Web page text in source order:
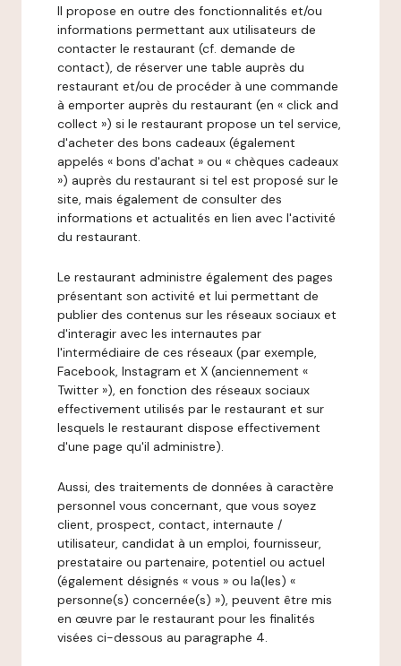
Il propose en outre des fonctionnalités et/ou
informations permettant aux utilisateurs de
contacter le restaurant (cf. demande de
contact), de réserver une table auprès du
restaurant et/ou de procéder à une commande
à emporter auprès du restaurant (en « click and
collect ») si le restaurant propose un tel service,
d'acheter des bons cadeaux (également
appelés « bons d'achat » ou « chèques cadeaux
») auprès du restaurant si tel est proposé sur le
site, mais également de consulter des
informations et actualités en lien avec l'activité
du restaurant.
Le restaurant administre également des pages
présentant son activité et lui permettant de
publier des contenus sur les réseaux sociaux et
d'interagir avec les internautes par
l'intermédiaire de ces réseaux (par exemple,
Facebook, Instagram et X (anciennement «
Twitter »), en fonction des réseaux sociaux
effectivement utilisés par le restaurant et sur
lesquels le restaurant dispose effectivement
d'une page qu'il administre).
Aussi, des traitements de données à caractère
personnel vous concernant, que vous soyez
client, prospect, contact, internaute /
utilisateur, candidat à un emploi, fournisseur,
prestataire ou partenaire, potentiel ou actuel
(également désignés « vous » ou la(les) «
personne(s) concernée(s) »), peuvent être mis
en œuvre par le restaurant pour les finalités
visées ci-dessous au paragraphe 4.